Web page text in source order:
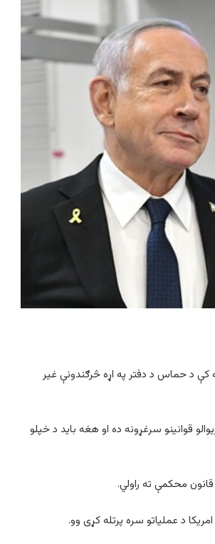
کې د حماس د دفتر په اړه څرګندونې غیر
قوانینو سرغړونه ده او هغه باید د خپلو
محکمې ته راولي.
د عملیاتو سره پرتله کړی وو.